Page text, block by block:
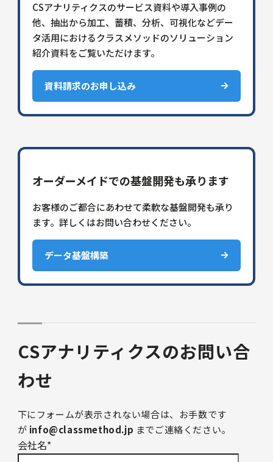
CSアナリティクスのサービス資料や導入事例の
他、抽出から加工、蓄積、分析、可視化などデー
タ活用におけるクラスメソッドのソリューション
紹介資料をご覧いただけます。
資料請求のお申し込み
オーダーメイドでの基盤開発も承ります
お客様のご都合にあわせて柔軟な基盤開発も承り
ます。詳しくはお問い合わせください。
データ基盤構築
CSアナリティクスのお問い合
わせ
下にフォームが表示されない場合は、お手数です
が info@classmethod.jp までご連絡ください。
会社名*